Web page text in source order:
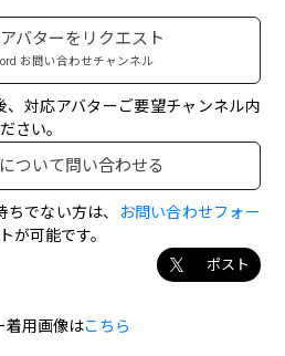
バターをリクエスト
お問い合わせチャンネル
対応アバターご要望チャンネル内
さい。
ポスト
ついて問い合わせる
でない方は、
お問い合わせフォー
が可能です。
着用画像はこちら